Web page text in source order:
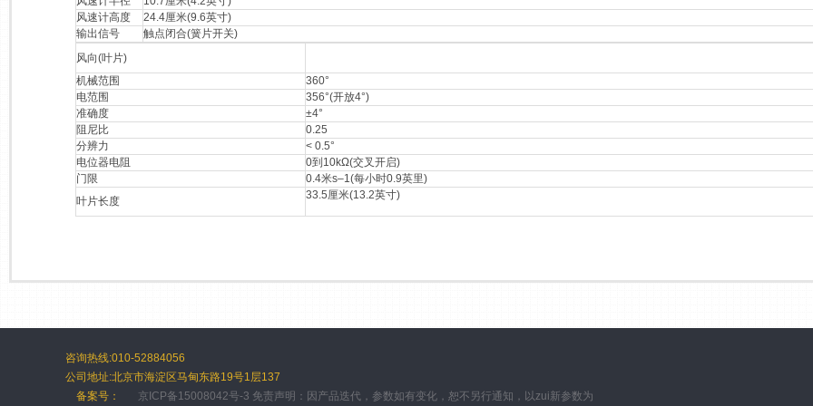
风速计高度
24.4厘米(9.6英寸)
输出信号
触点闭合(簧片开关)
风向(叶片)
机械范围
360°
电范围
356°(开放4°)
准确度
±4°
阻尼比
0.25
分辨力
< 0.5°
电位器电阻
0到10kΩ(交叉开启)
门限
0.4米s–1(每小时0.9英里)
叶片长度
33.5厘米(13.2英寸)
咨询热线:010-52884056
公司地址:北京市海淀区马甸东路19号1层137
备案号：
京ICP备15008042号-3 免责声明：因产品迭代，参数如有变化，恕不另行通知，以zui新参数为